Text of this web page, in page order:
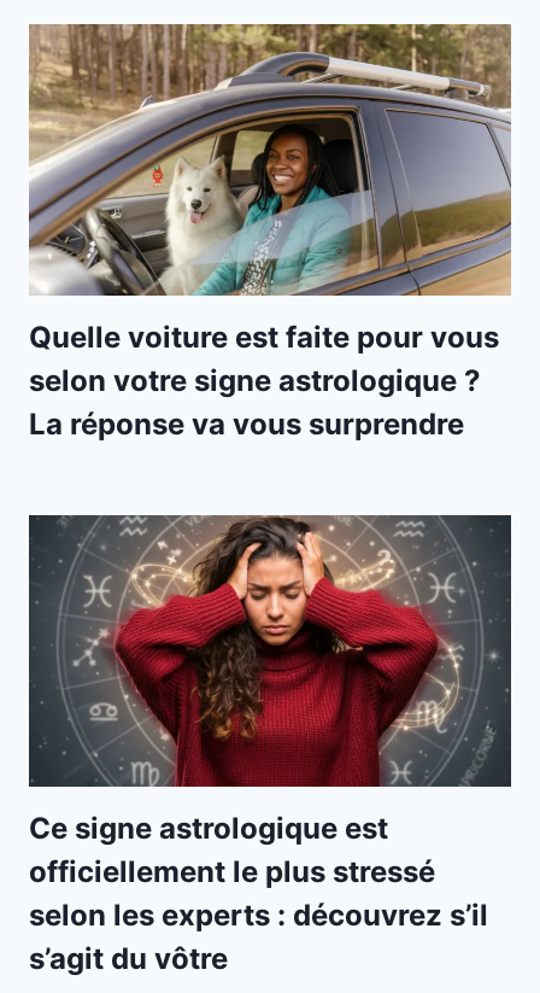
Quelle voiture est faite pour vous
selon votre signe astrologique ?
La réponse va vous surprendre
Ce signe astrologique est
officiellement le plus stressé
selon les experts : découvrez s’il
s’agit du vôtre